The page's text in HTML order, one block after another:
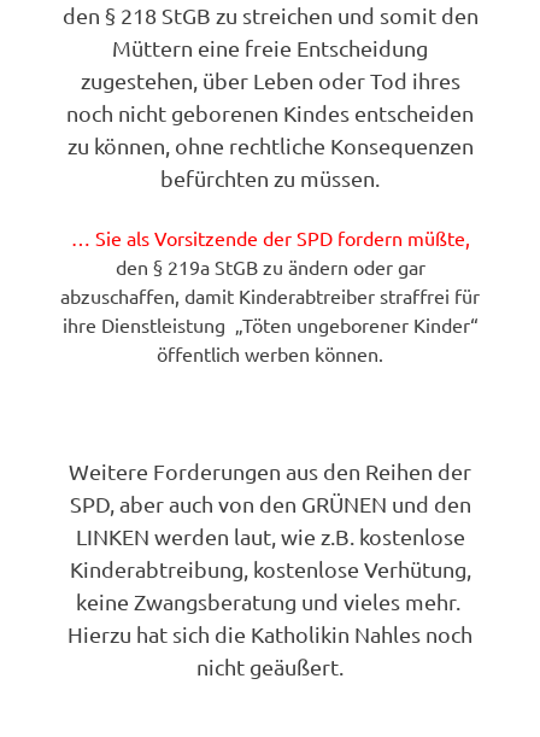
den § 218 StGB zu streichen und somit den
Müttern eine freie Entscheidung
zugestehen, über Leben oder Tod ihres
noch nicht geborenen Kindes entscheiden
zu können, ohne rechtliche Konsequenzen
befürchten zu müssen.
… Sie als Vorsitzende der SPD fordern müßte,
den § 219a StGB zu ändern oder gar
abzuschaffen, damit Kinderabtreiber straffrei für
ihre Dienstleistung „Töten ungeborener Kinder“
öffentlich werben können.
Weitere Forderungen aus den Reihen der
SPD, aber auch von den GRÜNEN und den
LINKEN werden laut, wie z.B. kostenlose
Kinderabtreibung, kostenlose Verhütung,
keine Zwangsberatung und vieles mehr.
Hierzu hat sich die Katholikin Nahles noch
nicht geäußert.